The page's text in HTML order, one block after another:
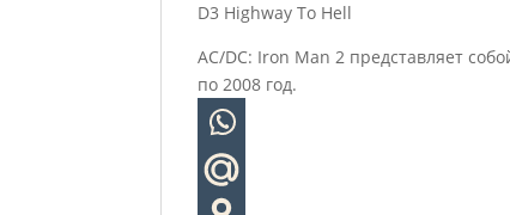
D3 Highway To Hell
AC/DC: Iron Man 2 представляет
по 2008 год.